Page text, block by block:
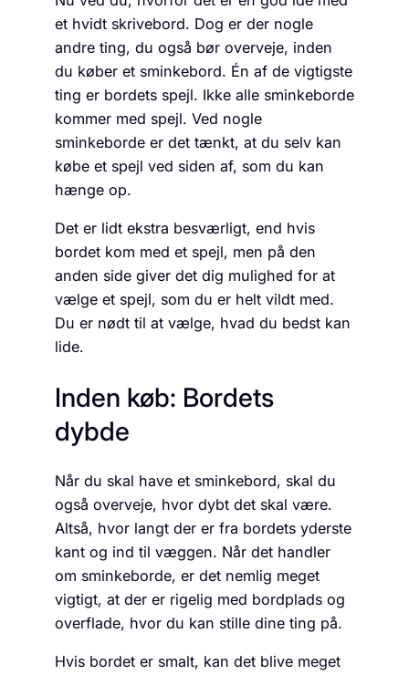
et hvidt skrivebord. Dog er der nogle
andre ting, du også bør overveje, inden
du køber et sminkebord. Én af de vigtigste
ting er bordets spejl. Ikke alle sminkeborde
kommer med spejl. Ved nogle
sminkeborde er det tænkt, at du selv kan
købe et spejl ved siden af, som du kan
hænge op.
Det er lidt ekstra besværligt, end hvis
bordet kom med et spejl, men på den
anden side giver det dig mulighed for at
vælge et spejl, som du er helt vildt med.
Du er nødt til at vælge, hvad du bedst kan
lide.
Inden køb: Bordets
dybde
Når du skal have et sminkebord, skal du
også overveje, hvor dybt det skal være.
Altså, hvor langt der er fra bordets yderste
kant og ind til væggen. Når det handler
om sminkeborde, er det nemlig meget
vigtigt, at der er rigelig med bordplads og
overflade, hvor du kan stille dine ting på.
Hvis bordet er smalt, kan det blive meget